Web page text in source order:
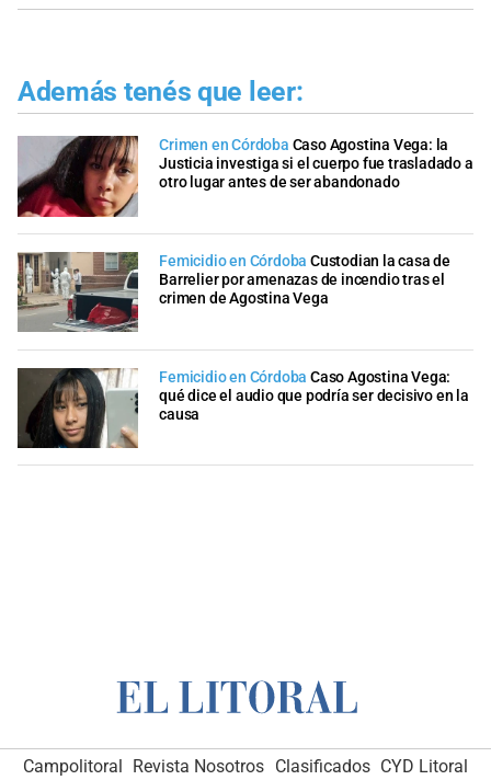
Además tenés que leer:
Crimen en Córdoba Caso Agostina Vega: la
Justicia investiga si el cuerpo fue trasladado a
otro lugar antes de ser abandonado
Femicidio en Córdoba Custodian la casa de
Barrelier por amenazas de incendio tras el
crimen de Agostina Vega
Femicidio en Córdoba Caso Agostina Vega:
qué dice el audio que podría ser decisivo en la
causa
Campolitoral Revista Nosotros Clasificados CYD Litoral